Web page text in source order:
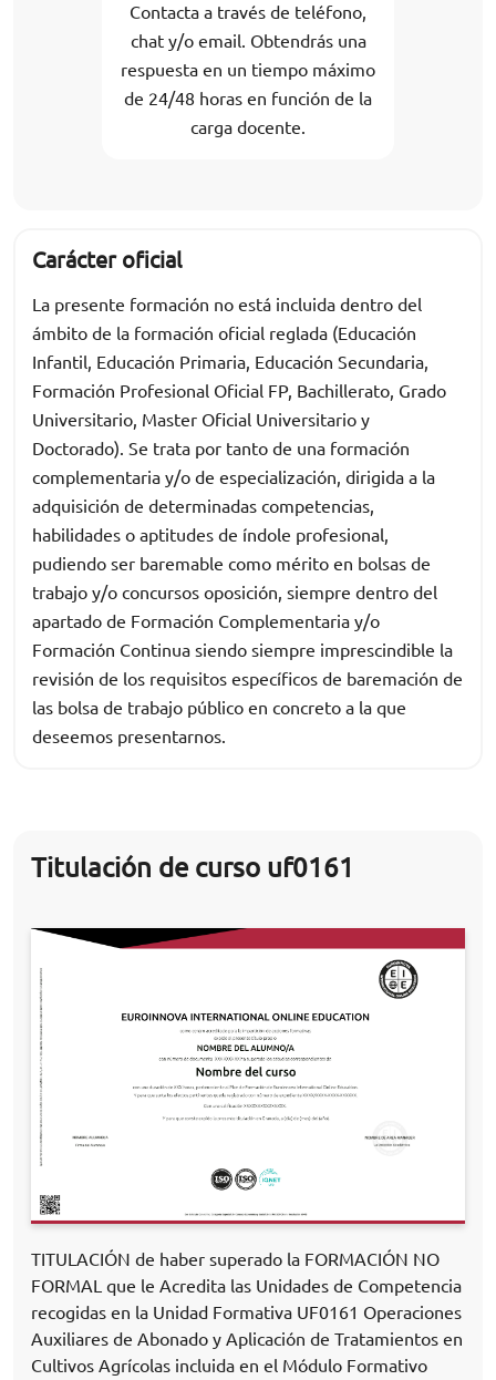
Contacta a través de teléfono,
chat y/o email. Obtendrás una
respuesta en un tiempo máximo
de 24/48 horas en función de la
carga docente.
Carácter oficial
La presente formación no está incluida dentro del
ámbito de la formación oficial reglada (Educación
Infantil, Educación Primaria, Educación Secundaria,
Formación Profesional Oficial FP, Bachillerato, Grado
Universitario, Master Oficial Universitario y
Doctorado). Se trata por tanto de una formación
complementaria y/o de especialización, dirigida a la
adquisición de determinadas competencias,
habilidades o aptitudes de índole profesional,
pudiendo ser baremable como mérito en bolsas de
trabajo y/o concursos oposición, siempre dentro del
apartado de Formación Complementaria y/o
Formación Continua siendo siempre imprescindible la
revisión de los requisitos específicos de baremación de
las bolsa de trabajo público en concreto a la que
deseemos presentarnos.
Titulación de curso uf0161
TITULACIÓN de haber superado la FORMACIÓN NO
FORMAL que le Acredita las Unidades de Competencia
recogidas en la Unidad Formativa UF0161 Operaciones
Auxiliares de Abonado y Aplicación de Tratamientos en
Cultivos Agrícolas incluida en el Módulo Formativo